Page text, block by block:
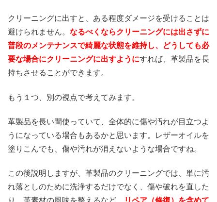
クリーニングに出すと、ある程度ダメージを受けることは
避けられません。 なるべくならクリーニングには出さずに
普段のメンテナンスで綺麗な状態を維持し、どうしても必
要な場合にクリーニングに出すようにすれば、革製品を長
持ちさせることができます。
もう１つ、別の視点で考えてみます。
革製品を長い間使っていて、全体的に傷や汚れが目立つよ
うになっている場合もあるかと思います。レザーオイルを
塗りこんでも、傷や汚れが消えないような場合ですね。
この後説明しますが、革製品のクリーニングでは、単に汚
れ落としのために洗浄するだけでなく、傷や破れを直した